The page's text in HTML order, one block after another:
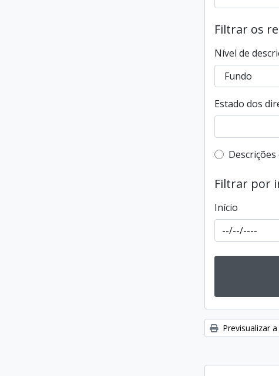
Filtrar os
Nível de
Estado dos
Filtro de
Filtrar por
Início
Previsualizar